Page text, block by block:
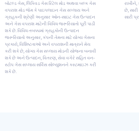
બોટલ્ડ ગેસ, લિક્વિડ ગેસ રિટેલ મોડ અથવા બલ્ક ગેસ
વપરાશ મોડ જેમ કે પાઇપલાઇન ગેસ સપ્લાય અને
ગ્રાહકની શ્રેણી અનુસાર ઓન-સાઇટ ગેસ ઉત્પાદન
અને ગેસ વપરાશ માટેની વિવિધ જરૂરિયાતો પૂરી પાડી
શકે છે. વિવિધ તબક્કામાં ગ્રાહકોની ઉત્પાદન
જરૂરિયાતો અનુસાર, કંપની તેમના માટે યોગ્ય ગેસના
પ્રકારો, વિશિષ્ટતાઓ અને વપરાશની માત્રાને મેચ
કરી શકે છે, યોગ્ય ગેસ સપ્લાય મોડની યોજના બનાવી
શકે છે અને ઉત્પાદન, વિતરણ, સેવા વગેરે સહિત વન-
સ્ટોપ ગેસ સપ્લાય સર્વિસ સોલ્યુશનને કસ્ટમાઇઝ કરી
શકે છે.
રાખીને,
છે,
સારી